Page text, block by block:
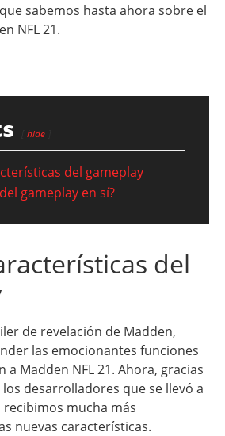
sabemos hasta ahora sobre el
NFL 21.
hide
del gameplay
gameplay en sí?
del
de revelación de Madden,
las emocionantes funciones
a Madden NFL 21. Ahora, gracias
desarrolladores que se llevó a
recibimos mucha más
nuevas características.